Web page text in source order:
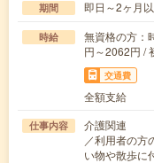
期間 即日～2ヶ月
時給
無資格の方：
円～2062円 /
交通費
全額支給
仕事内容
介護関連
／利用者の
い物や散歩に